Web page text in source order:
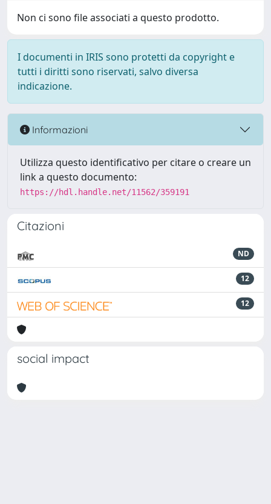
Non ci sono file associati a questo prodotto.
I documenti in IRIS sono protetti da copyright e
tutti i diritti sono riservati, salvo diversa
indicazione.
Informazioni
Utilizza questo identificativo per citare o creare un
link a questo documento:
https://hdl.handle.net/11562/359191
Citazioni
ND
12
12
social impact